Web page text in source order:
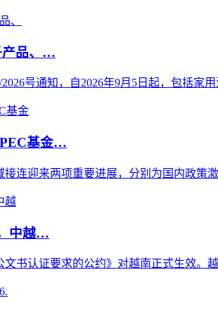
产品、…
号通知，自2026年9月5日起，包括家
基金…
接连迎来两项重要进展，分别为国内政策
中越…
文书认证要求的公约》对越南正式生效。